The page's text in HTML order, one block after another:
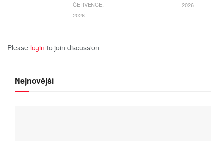
ČERVENCE,
2026
2026
Please login to join discussion
Nejnovější